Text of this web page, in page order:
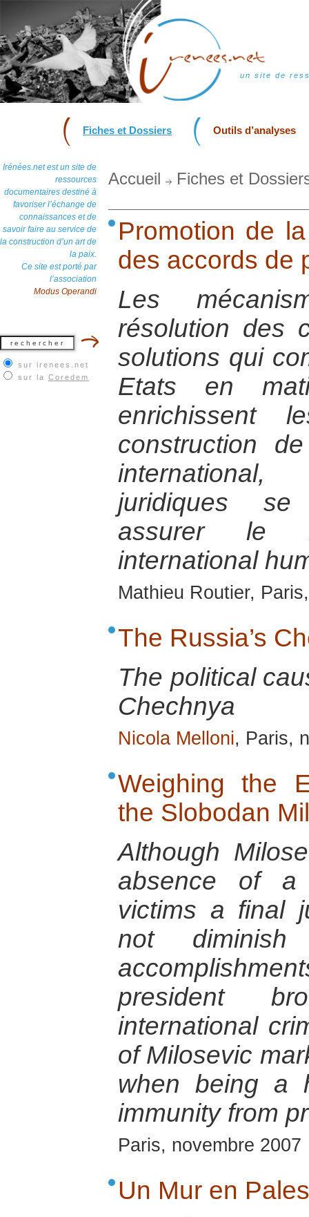
un site de
Fiches et Dossiers Outils d’analyses
Irénées.net est un site de
ressources
documentaires destiné à
favoriser l’échange de
connaissances et de
savoir faire au service de
la construction d’un art de
la paix.
Ce site est porté par
l’association
Modus Operandi
sur irenees.net
sur la Coredem
Accueil Fiches et
Promotion de
des accords de
Les
résolution des
solutions qui
Etats en
enrichissent
construction
juridiques se
assurer le
international
Mathieu Routier,
The Russia’s
The political
Chechnya
Nicola Melloni, Paris,
Weighing the
the Slobodan
Although
absence of a
victims a final
not
president
international
of Milosevic
when being a
immunity from
Paris, novembre 2007
Un Mur en